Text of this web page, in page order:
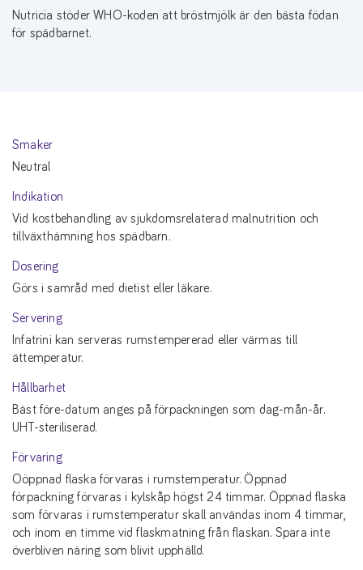
Nutricia stöder WHO-koden att bröstmjölk är den bästa födan
för spädbarnet.
Smaker
Neutral
Indikation
Vid kostbehandling av sjukdomsrelaterad malnutrition och
tillväxthämning hos spädbarn.
Dosering
Görs i samråd med dietist eller läkare.
Servering
Infatrini kan serveras rumstempererad eller värmas till
ättemperatur.
Hållbarhet
Bäst före-datum anges på förpackningen som dag-mån-år.
UHT-steriliserad.
Förvaring
Oöppnad flaska förvaras i rumstemperatur. Öppnad
förpackning förvaras i kylskåp högst 24 timmar. Öppnad flaska
som förvaras i rumstemperatur skall användas inom 4 timmar,
och inom en timme vid flaskmatning från flaskan. Spara inte
överbliven näring som blivit upphälld.